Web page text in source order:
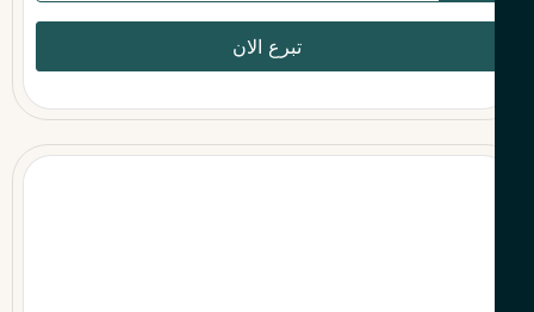
تبرع الان